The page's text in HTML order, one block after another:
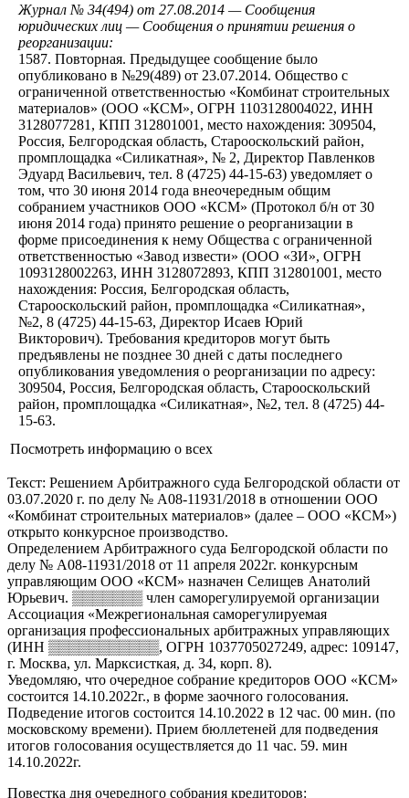
Журнал № 34(494) от 27.08.2014 — Сообщения
юридических лиц — Сообщения о принятии решения о
реорганизации:
1587. Повторная. Предыдущее сообщение было
опубликовано в №29(489) от 23.07.2014. Общество с
ограниченной ответственностью «Комбинат строительных
материалов» (ООО «КСМ», ОГРН 1103128004022, ИНН
3128077281, КПП 312801001, место нахождения: 309504,
Россия, Белгородская область, Старооскольский район,
промплощадка «Силикатная», № 2, Директор Павленков
Эдуард Васильевич, тел. 8 (4725) 44-15-63) уведомляет о
том, что 30 июня 2014 года внеочередным общим
собранием участников ООО «КСМ» (Протокол б/н от 30
июня 2014 года) принято решение о реорганизации в
форме присоединения к нему Общества с ограниченной
ответственностью «Завод извести» (ООО «ЗИ», ОГРН
1093128002263, ИНН 3128072893, КПП 312801001, место
нахождения: Россия, Белгородская область,
Старооскольский район, промплощадка «Силикатная»,
№2, 8 (4725) 44-15-63, Директор Исаев Юрий
Викторович). Требования кредиторов могут быть
предъявлены не позднее 30 дней с даты последнего
опубликования уведомления о реорганизации по адресу:
309504, Россия, Белгородская область, Старооскольский
район, промплощадка «Силикатная», №2, тел. 8 (4725) 44-
15-63.
Посмотреть информацию о всех
Текст: Решением Арбитражного суда Белгородской области от
03.07.2020 г. по делу № А08-11931/2018 в отношении ООО
«Комбинат строительных материалов» (далее – ООО «КСМ»)
открыто конкурсное производство.
Определением Арбитражного суда Белгородской области по
делу № А08-11931/2018 от 11 апреля 2022г. конкурсным
управляющим ООО «КСМ» назначен Селищев Анатолий
Юрьевич. ▒▒▒▒▒▒▒ член саморегулируемой организации
Ассоциация «Межрегиональная саморегулируемая
организация профессиональных арбитражных управляющих
(ИНН ▒▒▒▒▒▒▒▒▒▒▒, ОГРН 1037705027249, адрес: 109147,
г. Москва, ул. Марксисткая, д. 34, корп. 8).
Уведомляю, что очередное собрание кредиторов ООО «КСМ»
состоится 14.10.2022г., в форме заочного голосования.
Подведение итогов состоится 14.10.2022 в 12 час. 00 мин. (по
московскому времени). Прием бюллетеней для подведения
итогов голосования осуществляется до 11 час. 59. мин
14.10.2022г.
Повестка дня очередного собрания кредиторов: